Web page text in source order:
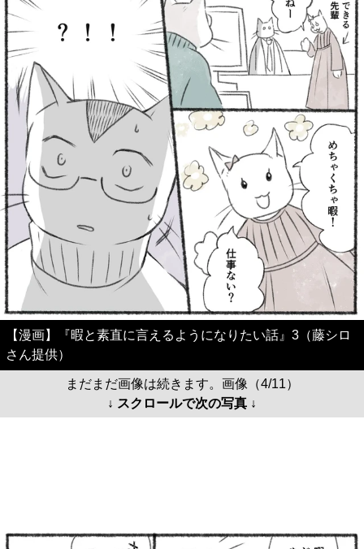
【漫画】『暇と素直に言えるようになりたい話』3（藤シロ
さん提供）
まだまだ画像は続きます。画像（4/11）
↓ スクロールで次の写真 ↓